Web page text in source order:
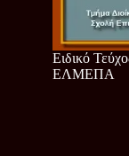
Ειδικό
ΕΛΜΕΠΑ